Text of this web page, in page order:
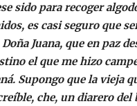
sido para recoger
es casi seguro que
Juana, que en paz
el que me hizo
Supongo que la vieja
che, un diarero del